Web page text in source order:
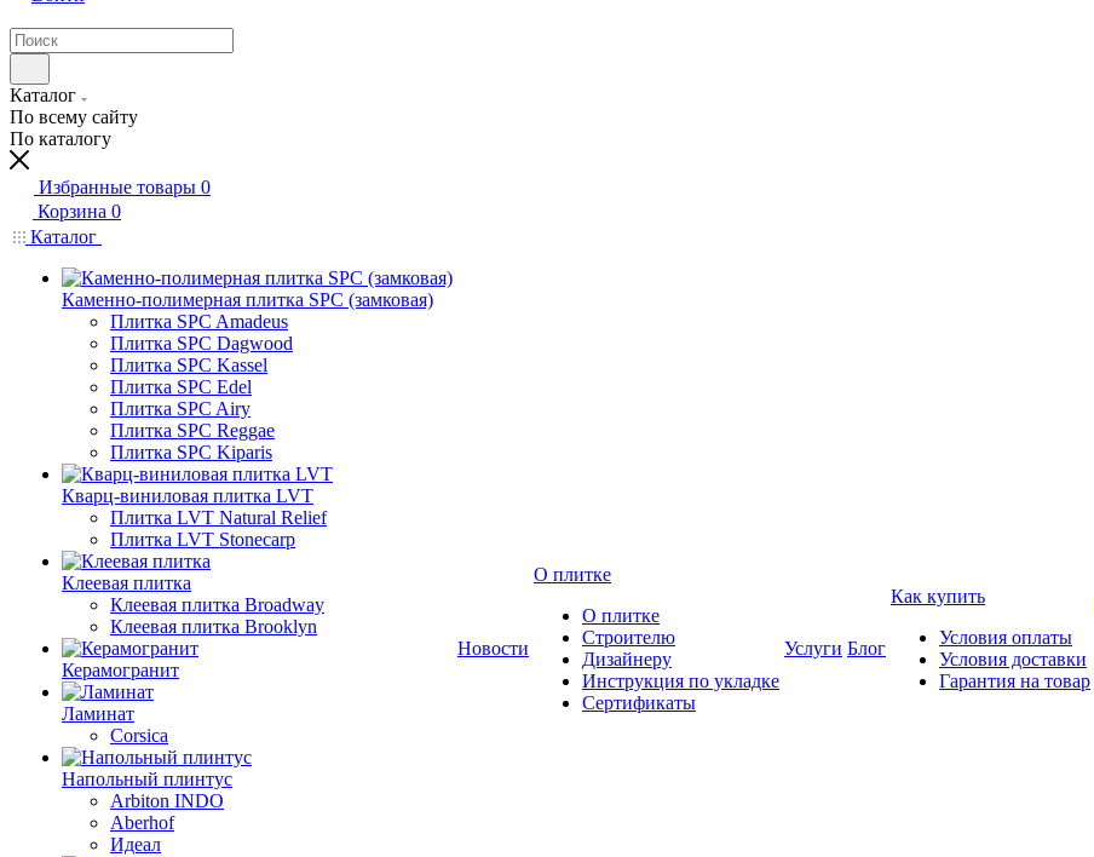
Каталог
По всему сайту
По каталогу
Избранные товары 0
Корзина 0
Каталог
Каменно-полимерная плитка SPC (замковая)
Плитка SPC Amadeus
Плитка SPC Dagwood
Плитка SPC Kassel
Плитка SPC Edel
Плитка SPC Airy
Плитка SPC Reggae
Плитка SPC Kiparis
Кварц-виниловая плитка LVT
Плитка LVT Natural Relief
Плитка LVT Stonecarp
Клеевая плитка
Клеевая плитка Broadway
Клеевая плитка Brooklyn
Керамогранит
Ламинат
Corsica
Напольный плинтус
Arbiton INDO
Aberhof
Идеал
Новости
О плитке
О плитке
Строителю
Дизайнеру
Инструкция по укладке
Сертификаты
Услуги Блог
Как купить
Условия оплаты
Условия доставки
Гарантия на товар